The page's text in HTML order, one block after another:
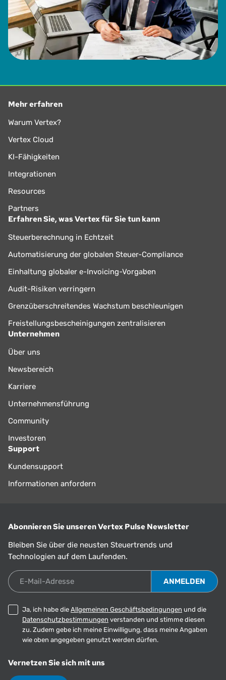
Mehr erfahren
Warum Vertex?
Vertex Cloud
KI-Fähigkeiten
Integrationen
Resources
Partners
Erfahren Sie, was Vertex für Sie tun kann
Steuerberechnung in Echtzeit
Automatisierung der globalen Steuer-Compliance
Einhaltung globaler e-Invoicing-Vorgaben
Audit-Risiken verringern
Grenzüberschreitendes Wachstum beschleunigen
Freistellungsbescheinigungen zentralisieren
Unternehmen
Über uns
Newsbereich
Karriere
Unternehmensführung
Community
Investoren
Support
Kundensupport
Informationen anfordern
Abonnieren Sie unseren Vertex Pulse Newsletter
Bleiben Sie über die neusten Steuertrends und
Technologien auf dem Laufenden.
E-Mail-Adresse
Ja, ich habe die Allgemeinen Geschäftsbedingungen und die
Datenschutzbestimmungen verstanden und stimme diesen
zu. Zudem gebe ich meine Einwilligung, dass meine Angaben
wie oben angegeben genutzt werden dürfen.
Vernetzen Sie sich mit uns